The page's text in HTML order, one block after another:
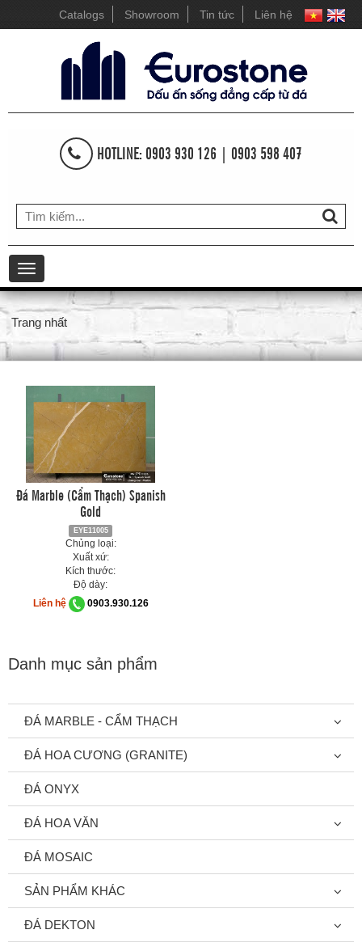
Catalogs Showroom Tin tức Liên hệ
HOTLINE: 0903 930 126 | 0903 598 407
Toggle
navigation
Trang nhất
Đá Marble (Cẩm Thạch) Spanish
Gold
EYE11005
Chủng loại:
Xuất xứ:
Kích thước:
Độ dày:
Liên hệ
0903.930.126
Danh mục sản phẩm
ĐÁ MARBLE - CẨM THẠCH
ĐÁ HOA CƯƠNG (GRANITE)
ĐÁ ONYX
ĐÁ HOA VĂN
ĐÁ MOSAIC
SẢN PHẨM KHÁC
ĐÁ DEKTON